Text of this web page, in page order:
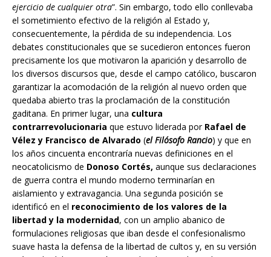
ejercicio de cualquier otra”. Sin embargo, todo ello conllevaba
el sometimiento efectivo de la religión al Estado y,
consecuentemente, la pérdida de su independencia. Los
debates constitucionales que se sucedieron entonces fueron
precisamente los que motivaron la aparición y desarrollo de
los diversos discursos que, desde el campo católico, buscaron
garantizar la acomodación de la religión al nuevo orden que
quedaba abierto tras la proclamación de la constitución
gaditana. En primer lugar, una cultura
contrarrevolucionaria que estuvo liderada por Rafael de
Vélez y Francisco de Alvarado (el Filósofo Rancio) y que en
los años cincuenta encontraría nuevas definiciones en el
neocatolicismo de Donoso Cortés, aunque sus declaraciones
de guerra contra el mundo moderno terminarían en
aislamiento y extravagancia. Una segunda posición se
identificó en el reconocimiento de los valores de la
libertad y la modernidad, con un amplio abanico de
formulaciones religiosas que iban desde el confesionalismo
suave hasta la defensa de la libertad de cultos y, en su versión